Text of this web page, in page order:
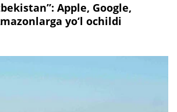
Apple, Google,
yo‘l ochildi